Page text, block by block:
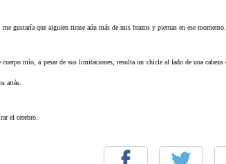
gustaría que alguien tirase aún más de mis brazos y piernas en ese
cuerpo mío, a pesar de sus limitaciones, resulta un chicle al lado de una
atrás.
el cerebro.